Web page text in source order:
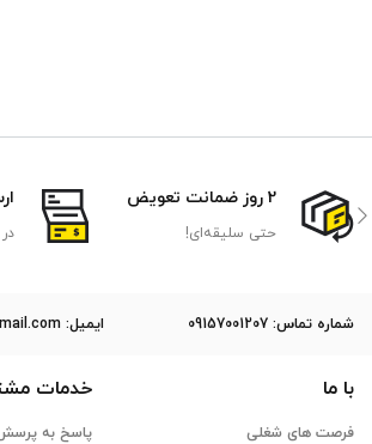
2 روز ضمانت تعویض
حتی سلیقه‌ای!
ﺷﻤﺎره ﺗﻤﺎس: 09157001207 ایمیل: sneakersiran98@gmail.com
با ما
فرصت های شغلی
خدمات
پاسخ به